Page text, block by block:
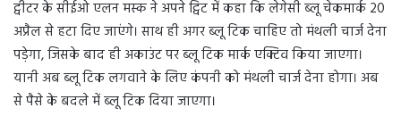
ट्वीटर के सीईओ एलन मस्क ने अपने ट्विट में कहा कि लेगेसी ब्लू चेकमार्क 20
अप्रैल से हटा दिए जाएंगे। साथ ही अगर ब्लू टिक चाहिए तो मंथली चार्ज देना
पड़ेगा, जिसके बाद ही अकाउंट पर ब्लू टिक मार्क एक्टिव किया जाएगा।
यानी अब ब्लू टिक लगवाने के लिए कंपनी को मंथली चार्ज देना होगा। अब
से पैसे के बदले में ब्लू टिक दिया जाएगा।